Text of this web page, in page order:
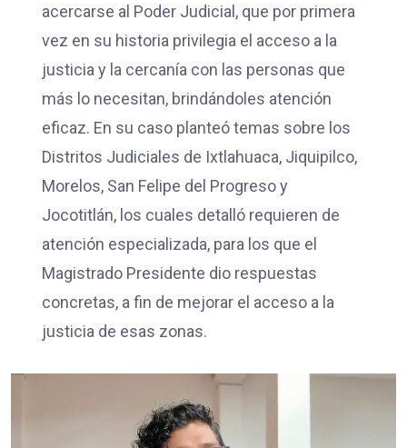
acercarse al Poder Judicial, que por primera
vez en su historia privilegia el acceso a la
justicia y la cercanía con las personas que
más lo necesitan, brindándoles atención
eficaz. En su caso planteó temas sobre los
Distritos Judiciales de Ixtlahuaca, Jiquipilco,
Morelos, San Felipe del Progreso y
Jocotitlán, los cuales detalló requieren de
atención especializada, para los que el
Magistrado Presidente dio respuestas
concretas, a fin de mejorar el acceso a la
justicia de esas zonas.